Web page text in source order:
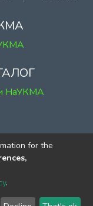
НаУКМА
2
for the
.